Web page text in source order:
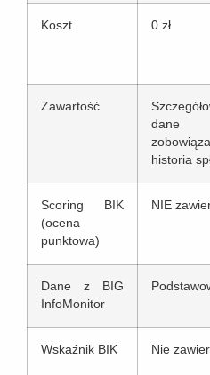
Koszt 0 zł
Zawartość
historia
Scoring BIK
(ocena
punktowa)
NIE
Dane z BIG
InfoMonitor
Wskaźnik BIK Nie